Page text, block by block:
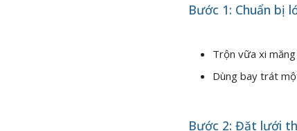
Bước 1: Chuẩn bị
Trộn vữa xi
Dùng bay trát
Bước 2: Đặt lưới